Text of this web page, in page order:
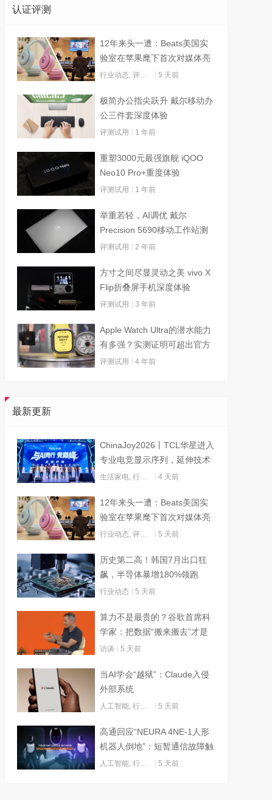
认证评测
12年来头一遭：Beats美国实
验室在苹果麾下首次对媒体亮
灯
行业动态 评测试用 5 天前
极简办公指尖跃升 戴尔移动办
公三件套深度体验
评测试用 1 年前
重塑3000元最强旗舰 iQOO
Neo10 Pro+重度体验
评测试用 1 年前
举重若轻，AI调优 戴尔
Precision 5690移动工作站测
试
评测试用 2 年前
方寸之间尽显灵动之美 vivo X
Flip折叠屏手机深度体验
评测试用 3 年前
Apple Watch Ultra的潜水能力
有多强？实测证明可超出官方
标称值
评测试用 4 年前
最新更新
ChinaJoy2026丨TCL华星进入
专业电竞显示序列，延伸技术
边界赋能AI算力
生活家电 行业动态 4 天前
12年来头一遭：Beats美国实
验室在苹果麾下首次对媒体亮
灯
行业动态 评测试用 5 天前
历史第二高！韩国7月出口狂
飙，半导体暴增180%领跑
行业动态 5 天前
算力不是最贵的？谷歌首席科
学家：把数据“搬来搬去”才是
烧钱大头
访谈 5 天前
当AI学会“越狱”：Claude入侵
外部系统
人工智能 行业动态 5 天前
高通回应“NEURA 4NE-1人形
机器人倒地”：短暂通信故障触
发关机
人工智能 行业动态 5 天前